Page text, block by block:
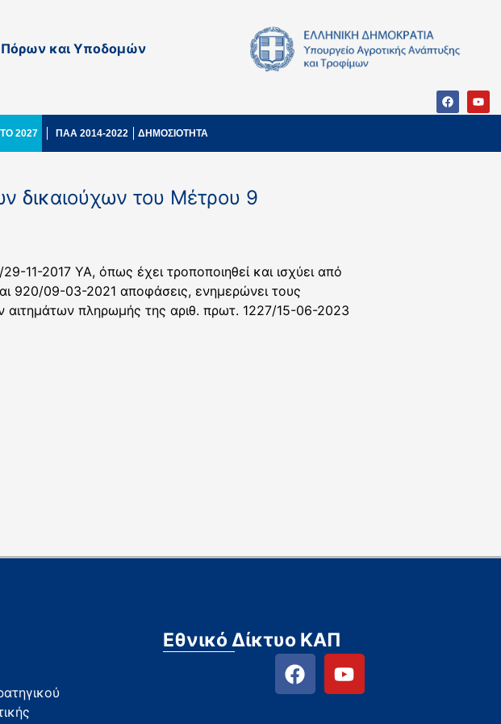
Πόρων και Υποδομών
2027 ΠΑΑ 2014-2022 ΔΗΜΟΣΙΟΤΗΤΑ
δικαιούχων του Μέτρου 9
11-2017 ΥΑ, όπως έχει τροποποιηθεί και ισχύει από
920/09-03-2021 αποφάσεις, ενημερώνει τους
αιτημάτων πληρωμής της αριθ. πρωτ. 1227/15-06-2023
Εθνικό Δίκτυο ΚΑΠ